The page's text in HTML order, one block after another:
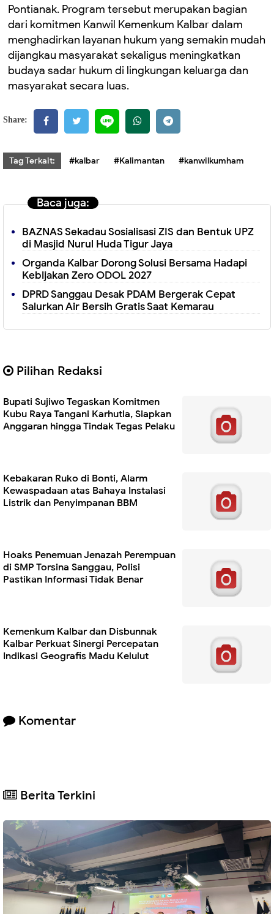
Pontianak. Program tersebut merupakan bagian
dari komitmen Kanwil Kemenkum Kalbar dalam
menghadirkan layanan hukum yang semakin mudah
dijangkau masyarakat sekaligus meningkatkan
budaya sadar hukum di lingkungan keluarga dan
masyarakat secara luas.
Share:
Tag Terkait: #kalbar #Kalimantan #kanwilkumham
Baca juga:
BAZNAS Sekadau Sosialisasi ZIS dan Bentuk UPZ
di Masjid Nurul Huda Tigur Jaya
Organda Kalbar Dorong Solusi Bersama Hadapi
Kebijakan Zero ODOL 2027
DPRD Sanggau Desak PDAM Bergerak Cepat
Salurkan Air Bersih Gratis Saat Kemarau
Pilihan Redaksi
Bupati Sujiwo Tegaskan Komitmen
Kubu Raya Tangani Karhutla, Siapkan
Anggaran hingga Tindak Tegas Pelaku
Kebakaran Ruko di Bonti, Alarm
Kewaspadaan atas Bahaya Instalasi
Listrik dan Penyimpanan BBM
Hoaks Penemuan Jenazah Perempuan
di SMP Torsina Sanggau, Polisi
Pastikan Informasi Tidak Benar
Kemenkum Kalbar dan Disbunnak
Kalbar Perkuat Sinergi Percepatan
Indikasi Geografis Madu Kelulut
Komentar
Berita Terkini